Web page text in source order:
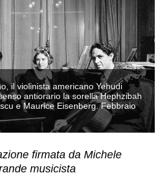
il violinista americano Yehudi
antiorario la sorella Hephzibah
e Maurice Eisenberg. Febbraio
firmata da Michele
musicista